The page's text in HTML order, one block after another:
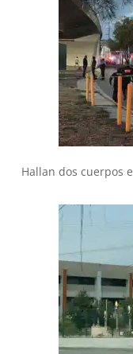
Hallan dos cuerpos